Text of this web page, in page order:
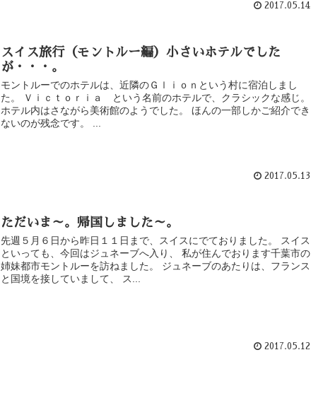
2017.05.14
スイス旅行（モントルー編）小さいホテルでした
が・・・。
モントルーでのホテルは、近隣のＧｌｉｏｎという村に宿泊しまし
た。 Ｖｉｃｔｏｒｉａ という名前のホテルで、クラシックな感じ。
ホテル内はさながら美術館のようでした。 ほんの一部しかご紹介でき
ないのが残念です。 ...
2017.05.13
ただいま～。帰国しました～。
先週５月６日から昨日１１日まで、スイスにでておりました。 スイス
といっても、今回はジュネーブへ入り、 私が住んでおります千葉市の
姉妹都市モントルーを訪ねました。 ジュネーブのあたりは、フランス
と国境を接していまして、 ス...
2017.05.12